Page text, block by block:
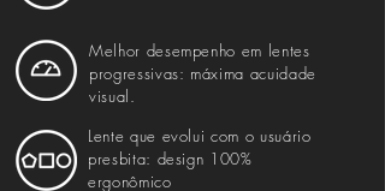
Melhor desempenho em lentes
progressivas: máxima acuidade
visual.
Lente que evolui com o usuário
presbita: design 100%
ergonômico